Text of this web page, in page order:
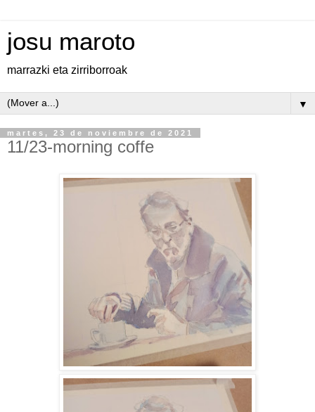
josu maroto
marrazki eta zirriborroak
▼
martes, 23 de noviembre de 2021
11/23-morning coffe